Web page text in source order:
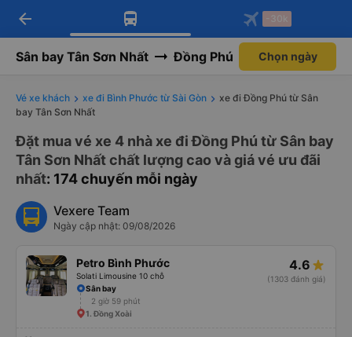
Tải app Vexere ngay!
Nhận ưu đãi thành viên độc
Mở app
Tải app Vexere
-30k/ghế khi đặt vé máy bay qua
Mở app
arrow_back -30k
Sân bay Tân Sơn Nhất Đồng Phú Chọn ngày
Vé xe khách xe đi Bình Phước từ Sài Gòn
xe đi Đồng Phú từ Sân
bay Tân Sơn Nhất
Đặt mua vé xe 4 nhà xe đi Đồng Phú từ Sân bay
Tân Sơn Nhất chất lượng cao và giá vé ưu đãi
nhất: 174 chuyến mỗi ngày
Vexere Team
Ngày cập nhật: 09/08/2026
Petro Bình Phước
Solati Limousine 10 chỗ
4.6
(1303 đánh giá)
Sân bay
2 giờ 59 phút
1. Đồng Xoài